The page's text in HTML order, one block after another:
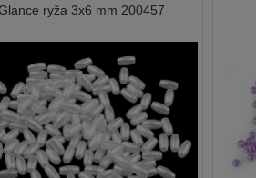
ryža 3x6 mm 200457